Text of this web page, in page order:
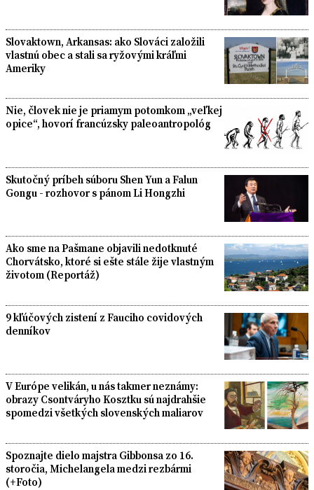
Slovaktown, Arkansas: ako Slováci založili
vlastnú obec a stali sa ryžovými kráľmi
Ameriky
Nie, človek nie je priamym potomkom „veľkej
opice“, hovorí francúzsky paleoantropológ
Skutočný príbeh súboru Shen Yun a Falun
Gongu - rozhovor s pánom Li Hongzhi
Ako sme na Pašmane objavili nedotknuté
Chorvátsko, ktoré si ešte stále žije vlastným
životom (Reportáž)
9 kľúčových zistení z Fauciho covidových
denníkov
V Európe velikán, u nás takmer neznámy:
obrazy Csontváryho Kosztku sú najdrahšie
spomedzi všetkých slovenských maliarov
Spoznajte dielo majstra Gibbonsa zo 16.
storočia, Michelangela medzi rezbármi
(+Foto)